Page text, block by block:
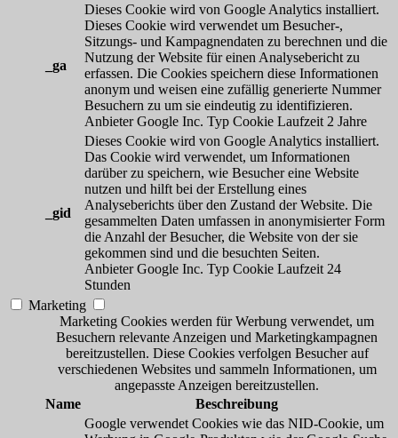
_ga
Dieses Cookie wird von Google Analytics installiert.
Dieses Cookie wird verwendet um Besucher-,
Sitzungs- und Kampagnendaten zu berechnen und die
Nutzung der Website für einen Analysebericht zu
erfassen. Die Cookies speichern diese Informationen
anonym und weisen eine zufällig generierte Nummer
Besuchern zu um sie eindeutig zu identifizieren.
Anbieter Google Inc. Typ Cookie Laufzeit 2 Jahre
_gid
Dieses Cookie wird von Google Analytics installiert.
Das Cookie wird verwendet, um Informationen
darüber zu speichern, wie Besucher eine Website
nutzen und hilft bei der Erstellung eines
Analyseberichts über den Zustand der Website. Die
gesammelten Daten umfassen in anonymisierter Form
die Anzahl der Besucher, die Website von der sie
gekommen sind und die besuchten Seiten.
Anbieter Google Inc. Typ Cookie Laufzeit 24
Stunden
Marketing
Marketing Cookies werden für Werbung verwendet, um
Besuchern relevante Anzeigen und Marketingkampagnen
bereitzustellen. Diese Cookies verfolgen Besucher auf
verschiedenen Websites und sammeln Informationen, um
angepasste Anzeigen bereitzustellen.
Name
Beschreibung
Google verwendet Cookies wie das NID-Cookie, um